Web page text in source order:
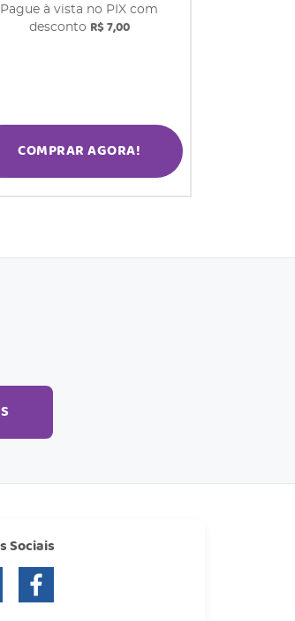
Pague à vista no PIX com
desconto R$ 7,00
COMPRAR AGORA!
Sociais